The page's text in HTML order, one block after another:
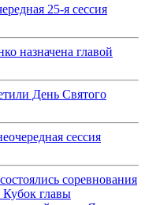
25-я сессия
назначена главой
День Святого
сессия
соревнования
главы